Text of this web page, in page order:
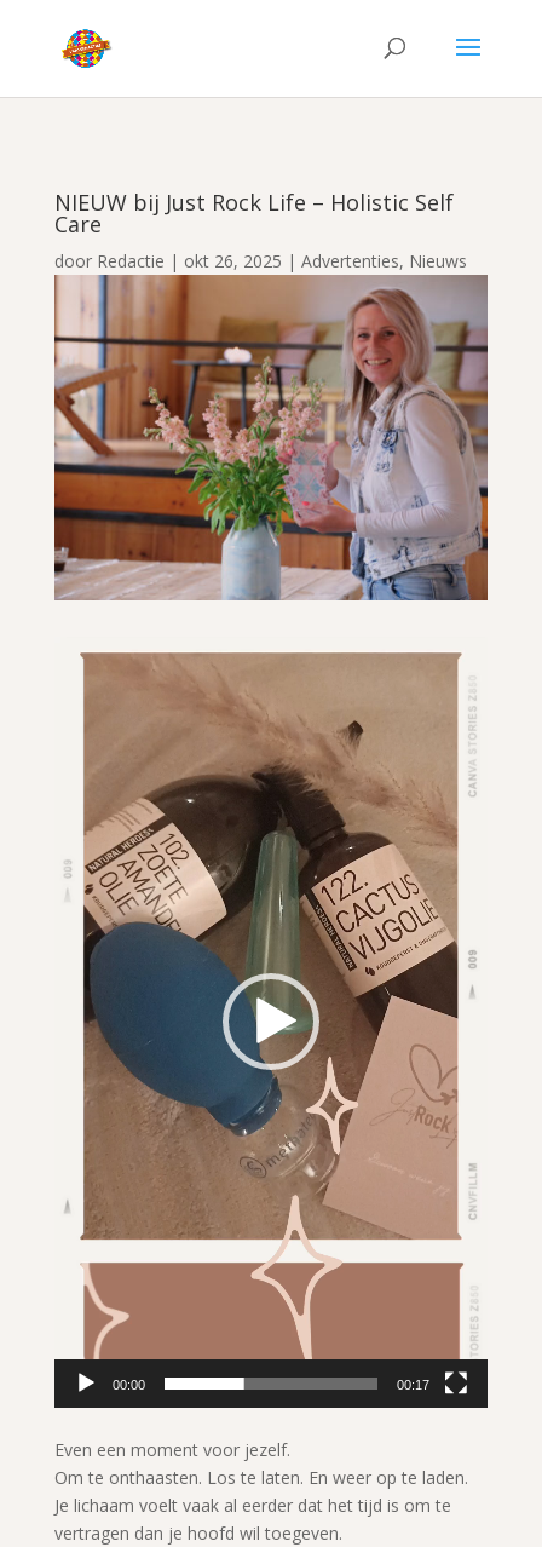
NIEUW bij Just Rock Life – Holistic Self
Care
door Redactie | okt 26, 2025 | Advertenties, Nieuws
Videospeler
00:00 00:17
Even een moment voor jezelf.
Om te onthaasten. Los te laten. En weer op te laden.
Je lichaam voelt vaak al eerder dat het tijd is om te
vertragen dan je hoofd wil toegeven.